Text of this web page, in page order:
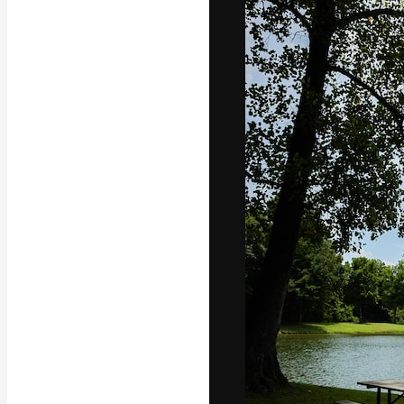
La plateforme
vos meilleurs
d’abonnés :
studios.
Français
Copyright ©